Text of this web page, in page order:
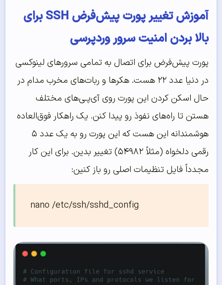
آموزش تغییر پورت پیش‌فرض SSH برای
بالا بردن امنیت سرور وردپرسی
پورت پیش‌فرض برای اتصال به تمامی سرورهای لینوکسی
در دنیا عدد ۲۲ هست. هکرها و ربات‌های مخرب مدام در
حال اسکن کردن این پورت روی آی‌پـی‌های مختلف
هستن تا راه‌های نفوذ رو پیدا کنن. یک راهکار فوق‌العاده
هوشمندانه این هست که این پورت رو به یک عدد ۵
رقمی دلخواه (مثلاً ۵۴۹۸۲) تغییر بدین. برای این کار
مجدداً فایل تنظیمات اصلی رو باز کنین: